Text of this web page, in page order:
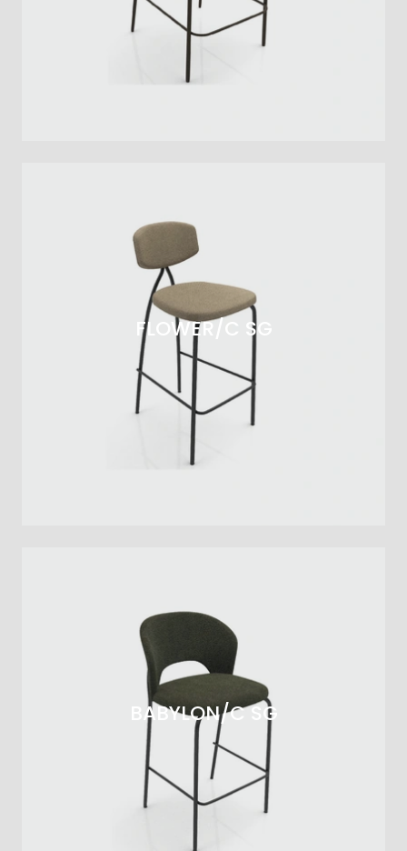
FLOWER/C SG
BABYLON/C SG